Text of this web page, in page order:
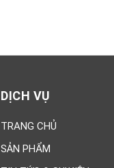
DỊCH VỤ
TRANG CHỦ
SẢN PHẨM